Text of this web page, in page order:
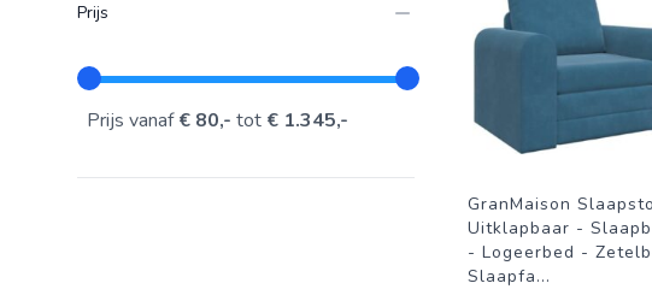
Prijs
Prijs vanaf€ 80,- tot € 1.345,-
GranMaison
Uitklapbaar -
- Logeerbed -
Slaapfa...